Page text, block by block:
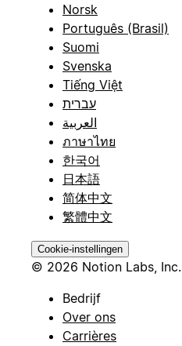
Norsk
Português (Brasil)
Suomi
Svenska
Tiếng Việt
עברית
العربية
ภาษาไทย
한국어
日本語
简体中文
繁體中文
Cookie-instellingen
© 2026 Notion Labs, Inc.
Bedrijf
Over ons
Carrières